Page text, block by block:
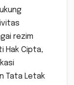
rezim
Hak Cipta,
Tata Letak